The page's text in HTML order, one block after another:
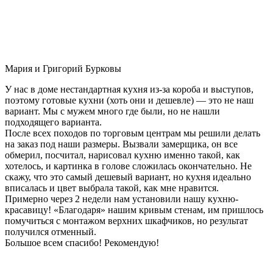
Мария и Григорий Бурковы
У нас в доме нестандартная кухня из-за короба и выступов,
поэтому готовые кухни (хоть они и дешевле) — это не наш
вариант. Мы с мужем много где были, но не нашли
подходящего варианта.
После всех походов по торговым центрам мы решили делать
на заказ под наши размеры. Вызвали замерщика, он все
обмерил, посчитал, нарисовал кухню именно такой, как
хотелось, и картинка в голове сложилась окончательно. Не
скажу, что это самый дешевый вариант, но кухня идеально
вписалась и цвет выбрала такой, как мне нравится.
Примерно через 2 недели нам установили нашу кухню-
красавицу! «Благодаря» нашим кривым стенам, им пришлось
помучиться с монтажом верхних шкафчиков, но результат
получился отменный.
Большое всем спасибо! Рекомендую!